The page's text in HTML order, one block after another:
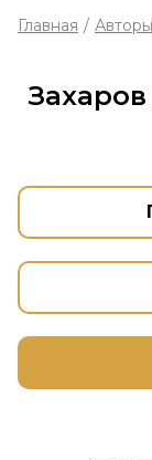
Главная / Авторы